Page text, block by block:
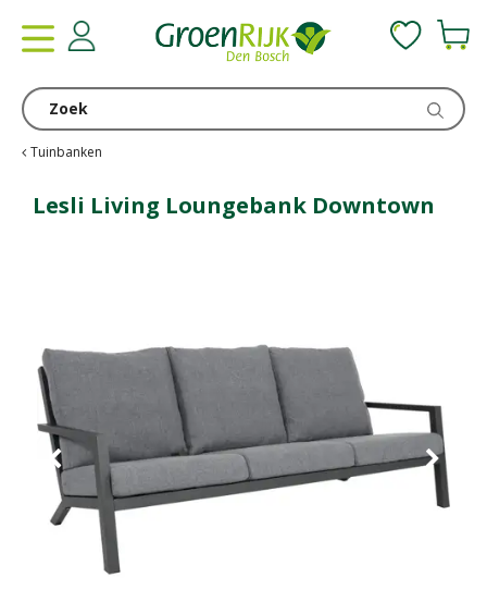
Tuinbanken
Lesli Living Loungebank Downtown